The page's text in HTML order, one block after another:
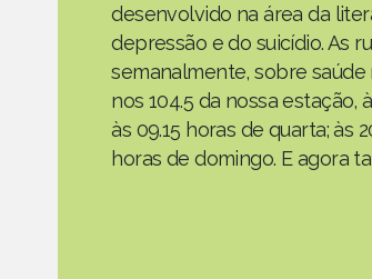
desenvolvido na área da
depressão e do suicídio. As
semanalmente, sobre
nos 104.5 da nossa estação,
às 09.15 horas de quarta; às
horas de domingo. E agora